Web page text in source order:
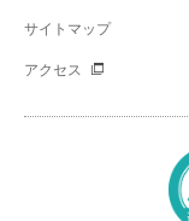
サイトマップ
アクセス